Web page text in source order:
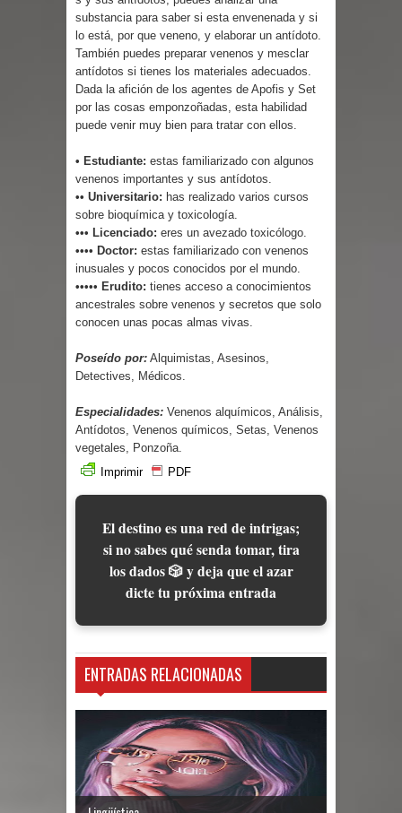
substancia para saber si esta envenenada y si
lo está, por que veneno, y elaborar un antídoto.
También puedes preparar venenos y mesclar
antídotos si tienes los materiales adecuados.
Dada la afición de los agentes de Apofis y Set
por las cosas emponzoñadas, esta habilidad
puede venir muy bien para tratar con ellos.
• Estudiante: estas familiarizado con algunos
venenos importantes y sus antídotos.
•• Universitario: has realizado varios cursos
sobre bioquímica y toxicología.
••• Licenciado: eres un avezado toxicólogo.
•••• Doctor: estas familiarizado con venenos
inusuales y pocos conocidos por el mundo.
••••• Erudito: tienes acceso a conocimientos
ancestrales sobre venenos y secretos que solo
conocen unas pocas almas vivas.
Poseído por: Alquimistas, Asesinos,
Detectives, Médicos.
Especialidades: Venenos alquímicos, Análisis,
Antídotos, Venenos químicos, Setas, Venenos
vegetales, Ponzoña.
Imprimir
PDF
El destino es una red de intrigas;
si no sabes qué senda tomar, tira
los dados 🎲 y deja que el azar
dicte tu próxima entrada
ENTRADAS RELACIONADAS